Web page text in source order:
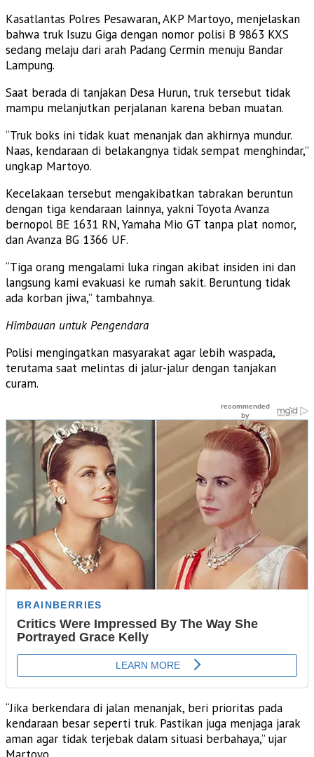
Kasatlantas Polres Pesawaran, AKP Martoyo, menjelaskan
bahwa truk Isuzu Giga dengan nomor polisi B 9863 KXS
sedang melaju dari arah Padang Cermin menuju Bandar
Lampung.
Saat berada di tanjakan Desa Hurun, truk tersebut tidak
mampu melanjutkan perjalanan karena beban muatan.
“Truk boks ini tidak kuat menanjak dan akhirnya mundur.
Naas, kendaraan di belakangnya tidak sempat menghindar,”
ungkap Martoyo.
Kecelakaan tersebut mengakibatkan tabrakan beruntun
dengan tiga kendaraan lainnya, yakni Toyota Avanza
bernopol BE 1631 RN, Yamaha Mio GT tanpa plat nomor,
dan Avanza BG 1366 UF.
“Tiga orang mengalami luka ringan akibat insiden ini dan
langsung kami evakuasi ke rumah sakit. Beruntung tidak
ada korban jiwa,” tambahnya.
Himbauan untuk Pengendara
Polisi mengingatkan masyarakat agar lebih waspada,
terutama saat melintas di jalur-jalur dengan tanjakan
curam.
“Jika berkendara di jalan menanjak, beri prioritas pada
kendaraan besar seperti truk. Pastikan juga menjaga jarak
aman agar tidak terjebak dalam situasi berbahaya,” ujar